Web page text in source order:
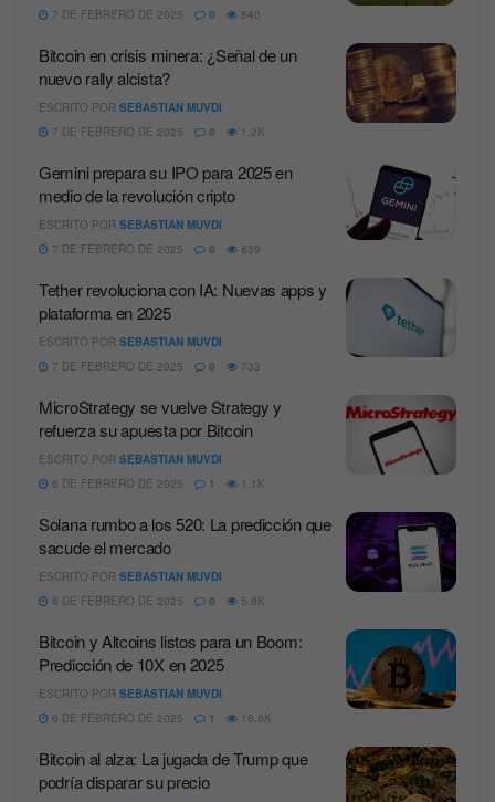
7 DE FEBRERO DE 2025
0 840
Bitcoin en crisis minera: ¿Señal de un
nuevo rally alcista?
ESCRITO POR SEBASTIAN MUVDI
7 DE FEBRERO DE 2025
0 1.2K
Gemini prepara su IPO para 2025 en
medio de la revolución cripto
ESCRITO POR SEBASTIAN MUVDI
7 DE FEBRERO DE 2025
0 839
Tether revoluciona con IA: Nuevas apps y
plataforma en 2025
ESCRITO POR SEBASTIAN MUVDI
7 DE FEBRERO DE 2025
0 733
MicroStrategy se vuelve Strategy y
refuerza su apuesta por Bitcoin
ESCRITO POR SEBASTIAN MUVDI
6 DE FEBRERO DE 2025
1 1.1K
Solana rumbo a los 520: La predicción que
sacude el mercado
ESCRITO POR SEBASTIAN MUVDI
6 DE FEBRERO DE 2025
0 5.8K
Bitcoin y Altcoins listos para un Boom:
Predicción de 10X en 2025
ESCRITO POR SEBASTIAN MUVDI
6 DE FEBRERO DE 2025
1 16.6K
Bitcoin al alza: La jugada de Trump que
podría disparar su precio